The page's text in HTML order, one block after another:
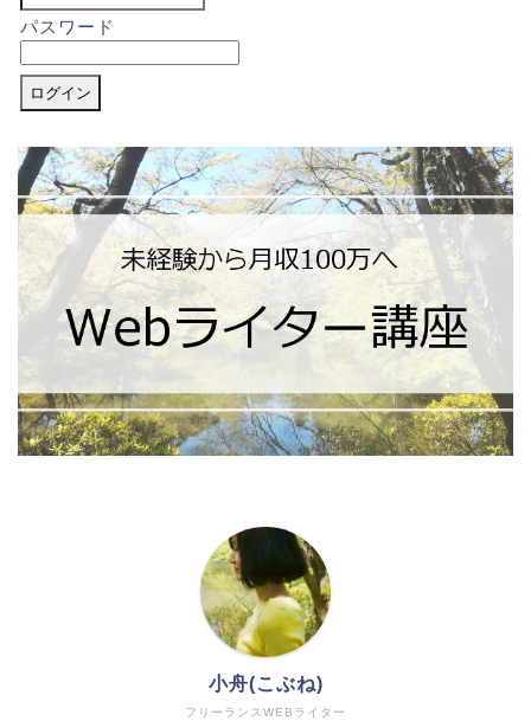
パスワード
フリーランスWEBライター
小舟(こぶね)